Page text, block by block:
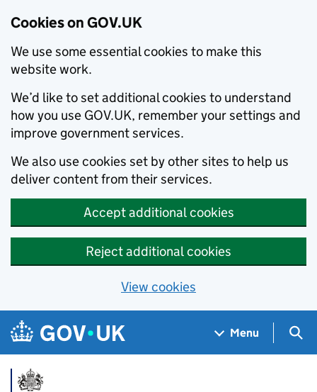
Cookies on GOV.UK
We use some essential cookies to make this
website work.
We’d like to set additional cookies to understand
how you use GOV.UK, remember your settings and
improve government services.
We also use cookies set by other sites to help us
deliver content from their services.
Accept additional cookies
Reject additional cookies
View cookies
Skip to main content
Navigation menu
Menu